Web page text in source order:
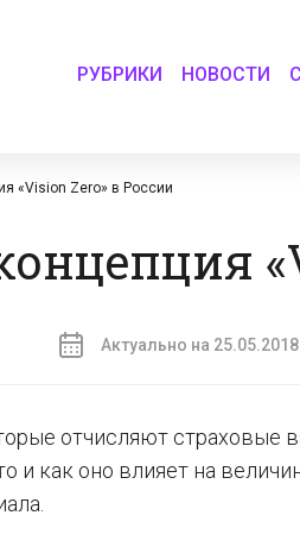
РУБРИКИ НОВОСТИ
«Vision Zero» в России
Актуально на 25.05.2018
отчисляют страховые
и как оно влияет на